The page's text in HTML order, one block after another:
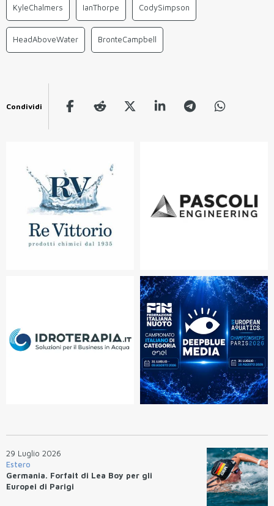
KyleChalmers IanThorpe CodySimpson
HeadAboveWater BronteCampbell
Condividi
29 Luglio 2026
Estero
Germania. Forfait di Lea Boy per gli
Europei di Parigi